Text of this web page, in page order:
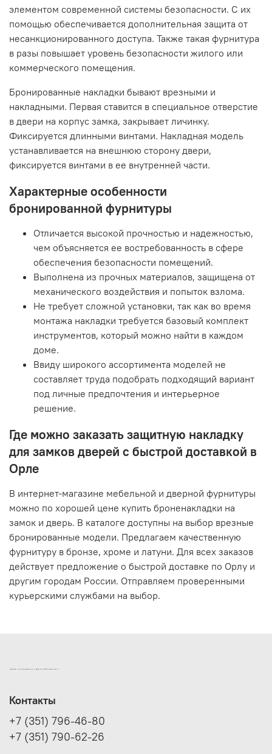
элементом современной системы безопасности. С их
помощью обеспечивается дополнительная защита от
несанкционированного доступа. Также такая фурнитура
в разы повышает уровень безопасности жилого или
коммерческого помещения.
Бронированные накладки бывают врезными и
накладными. Первая ставится в специальное отверстие
в двери на корпус замка, закрывает личинку.
Фиксируется длинными винтами. Накладная модель
устанавливается на внешнюю сторону двери,
фиксируется винтами в ее внутренней части.
Характерные особенности
бронированной фурнитуры
Отличается высокой прочностью и надежностью,
чем объясняется ее востребованность в сфере
обеспечения безопасности помещений.
Выполнена из прочных материалов, защищена от
механического воздействия и попыток взлома.
Не требует сложной установки, так как во время
монтажа накладки требуется базовый комплект
инструментов, который можно найти в каждом
доме.
Ввиду широкого ассортимента моделей не
составляет труда подобрать подходящий вариант
под личные предпочтения и интерьерное
решение.
Где можно заказать защитную накладку
для замков дверей с быстрой доставкой в
Орле
В интернет-магазине мебельной и дверной фурнитуры
можно по хорошей цене купить броненакладки на
замок и дверь. В каталоге доступны на выбор врезные
бронированные модели. Предлагаем качественную
фурнитуру в бронзе, хроме и латуни. Для всех заказов
действует предложение о быстрой доставке по Орлу и
другим городам России. Отправляем проверенными
курьерскими службами на выбор.
ИНТЕРНЕТ-МАГАЗИН ДВЕРНОЙ И МЕБЕЛЬНОЙ ФУРНИТУРЫ САМ
Контакты
+7 (351) 796-46-80
+7 (351) 790-62-26